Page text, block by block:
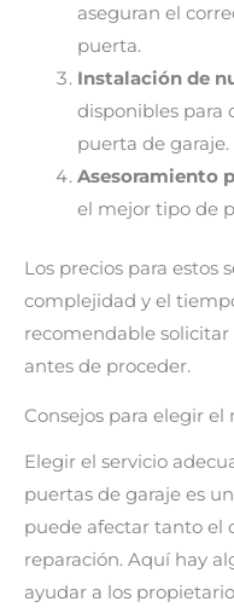
aseguran el
puerta.
Instalación de
disponibles para
puerta de garaje.
Asesoramiento
el mejor tipo de
Los precios para estos
complejidad y el
recomendable
antes de proceder.
Consejos para elegir el
Elegir el servicio
puertas de garaje es
puede afectar tanto el
reparación. Aquí hay
ayudar a los